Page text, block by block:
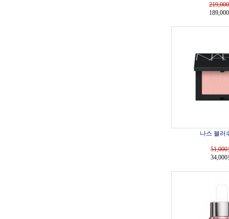
219,000
나스 블러
51,000
34,000